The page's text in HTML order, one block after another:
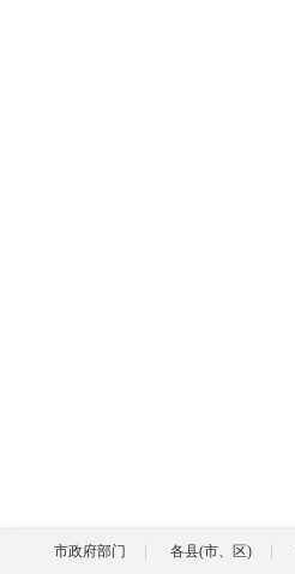
市政府部门 各县(市、区)